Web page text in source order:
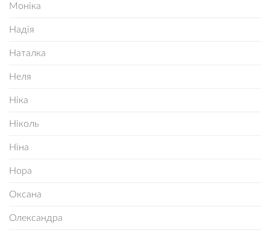
Моніка
Надія
Наталка
Неля
Ніка
Ніколь
Ніна
Нора
Оксана
Олександра